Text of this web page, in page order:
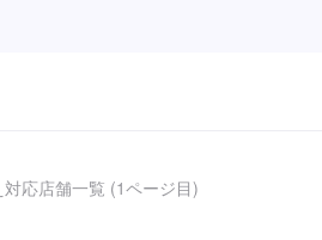
応店舗一覧 (1ページ目)